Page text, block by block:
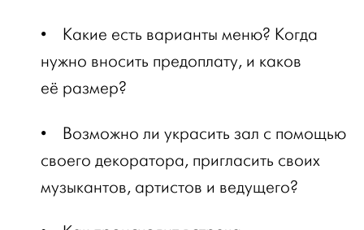
•
Какие есть варианты меню? Когда
нужно вносить предоплату, и каков
её размер?
•
Возможно ли украсить зал с помощью
своего декоратора, пригласить своих
музыкантов, артистов и ведущего?